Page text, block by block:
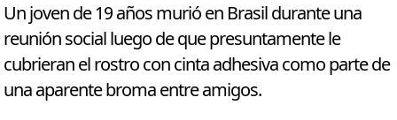
Un joven de 19 años murió en Brasil durante una
reunión social luego de que presuntamente le
cubrieran el rostro con cinta adhesiva como parte de
una aparente broma entre amigos.